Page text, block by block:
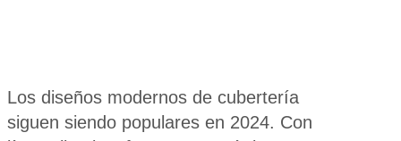
Los diseños modernos de cubertería
siguen siendo populares en 2024. Con